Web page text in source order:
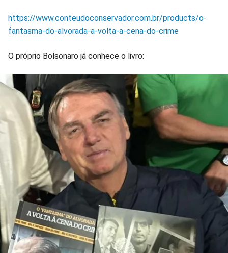
https://www.conteudoconservador.com.br/products/o-
fantasma-do-alvorada-a-volta-a-cena-do-crime
O próprio Bolsonaro já conhece o livro: